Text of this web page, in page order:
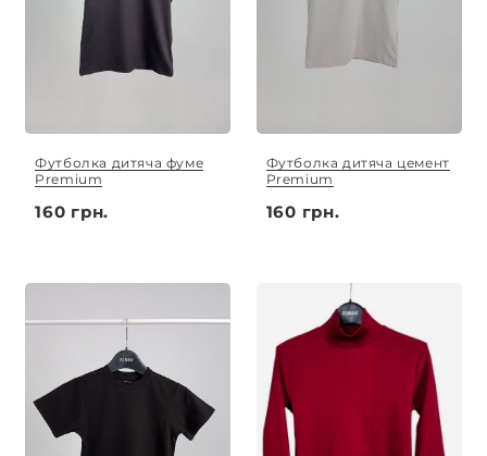
Футболка дитяча фуме
Premium
160 грн.
Футболка дитяча цемент
Premium
160 грн.